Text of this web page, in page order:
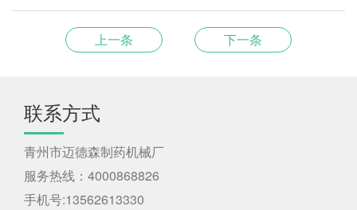
上一条 下一条
联系方式
青州市迈德森制药机械厂
服务热线：4000868826
手机号:13562613330